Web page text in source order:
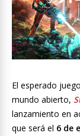
El esperado
mundo abierto,
lanzamiento en
que será el 6 de